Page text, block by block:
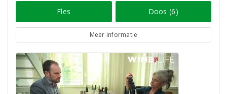
Fles Doos (6)
Meer informatie